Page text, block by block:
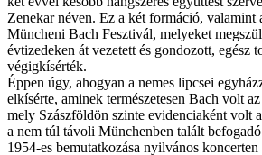
Zenekar néven. Ez a két formáció, valamint
Müncheni Bach Fesztivál, melyeket
évtizedeken át vezetett és gondozott, egész
végigkísérték.
Éppen úgy, ahogyan a nemes lipcsei
elkísérte, aminek természetesen Bach volt
mely Szászföldön szinte evidenciaként volt
a nem túl távoli Münchenben talált befogadó
1954-es bemutatkozása nyilvános